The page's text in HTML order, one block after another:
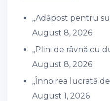
,,Adăpost pentru
August 8, 2026
,,Plini de râvnă cu
August 8, 2026
,,Înnoirea lucrată
August 1, 2026